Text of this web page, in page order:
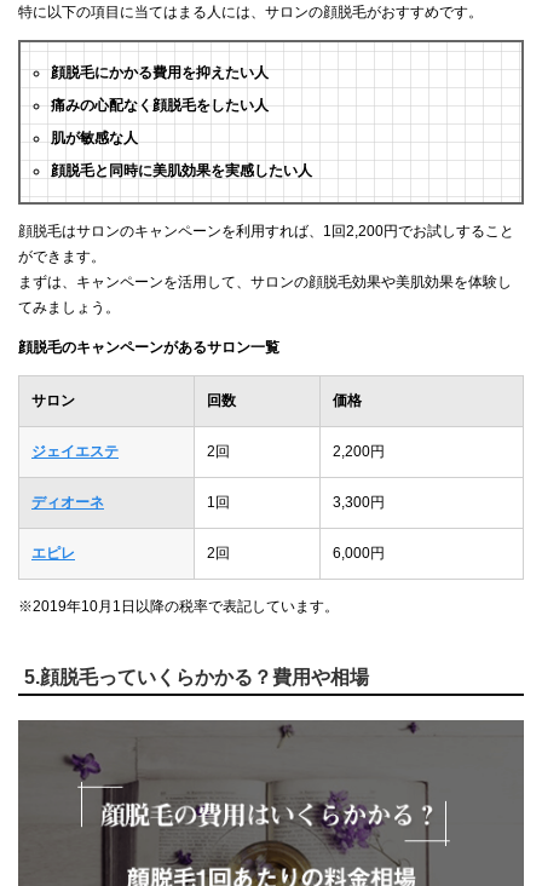
特に以下の項目に当てはまる人には、サロンの顔脱毛がおすすめです。
顔脱毛にかかる費用を抑えたい人
痛みの心配なく顔脱毛をしたい人
肌が敏感な人
顔脱毛と同時に美肌効果を実感したい人
顔脱毛はサロンのキャンペーンを利用すれば、1回2,200円でお試しすること
ができます。
まずは、キャンペーンを活用して、サロンの顔脱毛効果や美肌効果を体験し
てみましょう。
顔脱毛のキャンペーンがあるサロン一覧
サロン 回数 価格
ジェイエステ 2回 2,200円
ディオーネ 1回 3,300円
エピレ 2回 6,000円
※2019年10月1日以降の税率で表記しています。
5.顔脱毛っていくらかかる？費用や相場